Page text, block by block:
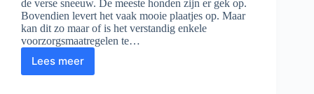
de verse sneeuw. De meeste honden zijn er gek op.
Bovendien levert het vaak mooie plaatjes op. Maar
kan dit zo maar of is het verstandig enkele
voorzorgsmaatregelen te…
Lees meerSneeuwplezier